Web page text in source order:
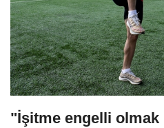
"İşitme engelli olmak